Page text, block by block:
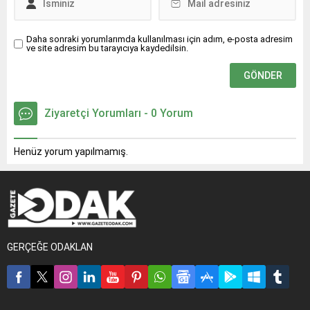
Daha sonraki yorumlarımda kullanılması için adım, e-posta adresim
ve site adresim bu tarayıcıya kaydedilsin.
Ziyaretçi Yorumları - 0 Yorum
Henüz yorum yapılmamış.
GERÇEĞE ODAKLAN